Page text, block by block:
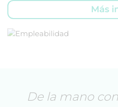
Más
De la mano